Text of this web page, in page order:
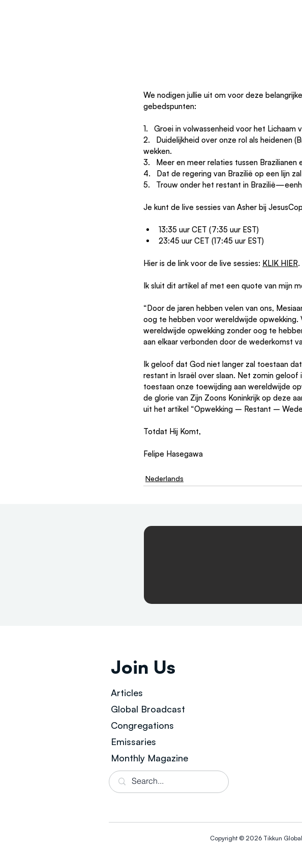
We nodigen jullie uit om voor deze
gebedspunten:
1.   Groei in volwassenheid voor het Lichaam
2.   Duidelijkheid over onze rol als heidenen
wekken.
3.   Meer en meer relaties tussen
4.   Dat de regering van Brazilië op een lijn
5.   Trouw onder het restant in
Je kunt de live sessies van Asher bij
13:35 uur CET (7:35 uur EST)
23:45 uur CET (17:45 uur EST)
Hier is de link voor de live sessies: KLIK HIER
Ik sluit dit artikel af met een quote van mijn
“Door de jaren hebben velen van ons,
oog te hebben voor wereldwijde
wereldwijde opwekking zonder oog te
aan elkaar verbonden door de wederkomst
Ik geloof dat God niet langer zal toestaan
restant in Israël over slaan. Net zomin
toestaan onze toewijding aan wereldwijde
de glorie van Zijn Zoons Koninkrijk op deze
uit het artikel “Opwekking – Restant –
Totdat Hij Komt,
Felipe Hasegawa
Nederlands
Join Us
Articles
Global Broadcast
Congregations
Emissaries
Monthly Magazine
Copyright © 2026 Tikkun Global